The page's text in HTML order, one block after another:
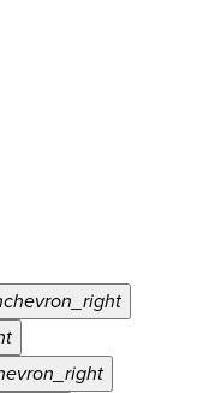
chevron_right